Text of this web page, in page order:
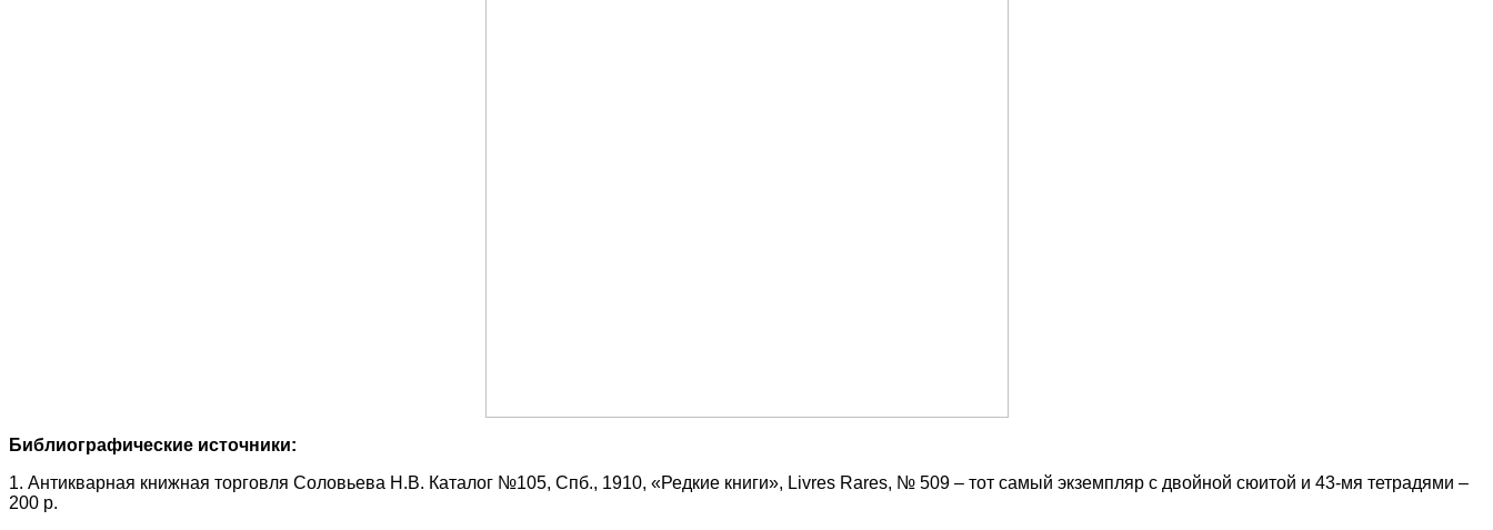
Библиографические источники:
1. Антикварная книжная торговля Соловьева Н.В. Каталог №105, Спб., 1910, «Редкие книги», Livres Rares, № 509 – тот самый экземпляр с двойной сюитой и 43-мя тетрадями –
200 р.